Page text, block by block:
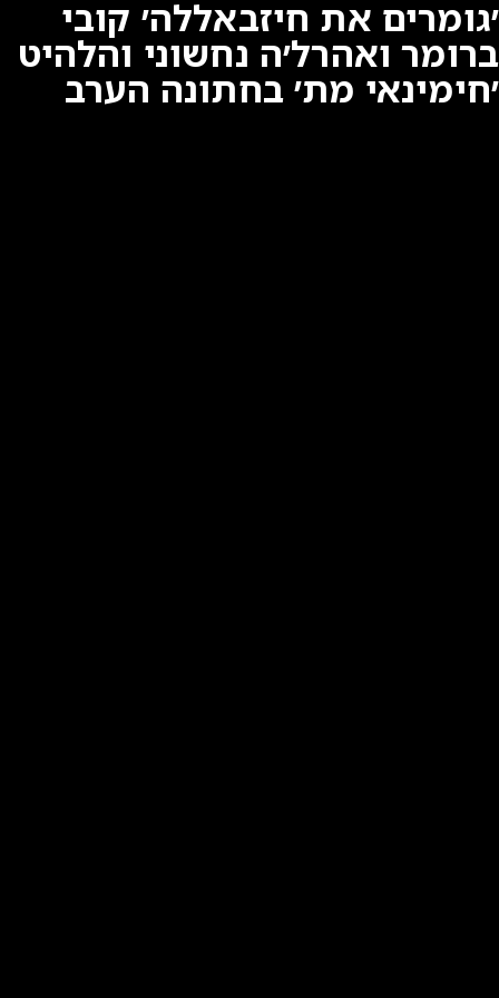
׳גומרים את חיזבאללה׳ קובי
ברומר ואהרל׳ה נחשוני והלהיט
׳חימינאי מת׳ בחתונה הערב